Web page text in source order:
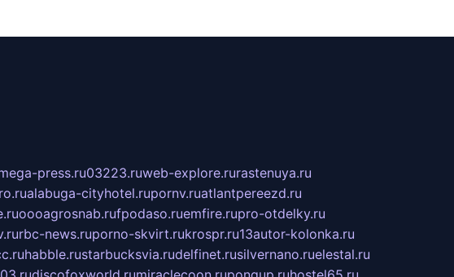
press.ru03223.ruweb-explore.rurastenuya.ru
alabuga-cityhotel.rupornv.ruatlantpereezd.ru
oooagrosnab.rufpodaso.ruemfire.rupro-otdelky.ru
rbc-news.ruporno-skvirt.rukrospr.ru13autor-kolonka.ru
habble.rustarbucksvia.rudelfinet.rusilvernano.ruelestal.ru